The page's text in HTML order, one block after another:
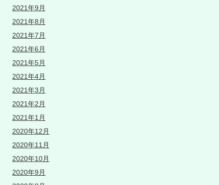
2021年9月
2021年8月
2021年7月
2021年6月
2021年5月
2021年4月
2021年3月
2021年2月
2021年1月
2020年12月
2020年11月
2020年10月
2020年9月